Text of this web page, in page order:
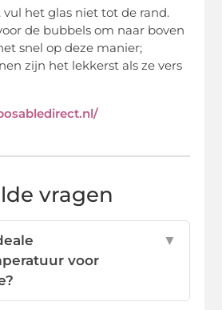
vul het glas niet tot de rand.
de bubbels om naar boven
snel op deze manier;
zijn het lekkerst als ze vers
vragen
voor
▼